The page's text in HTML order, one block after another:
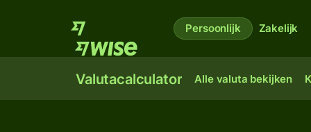
Persoonlijk Zakelijk
Valutacalculator Alle valuta bekijken